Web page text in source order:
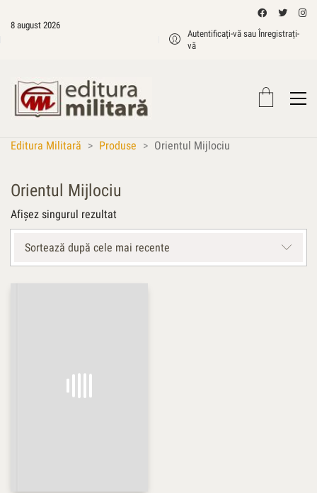
8 august 2026
Autentificați-vă sau Înregistrați-
vă
Editura Militară > Produse > Orientul Mijlociu
Orientul Mijlociu
Afișez singurul rezultat
Sortează după cele mai recente